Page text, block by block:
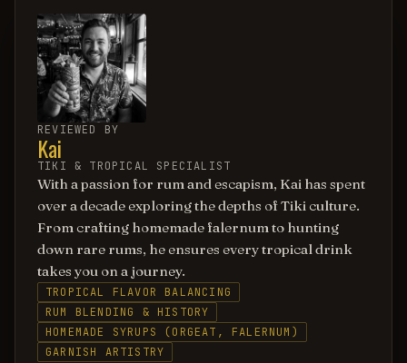
REVIEWED BY
Kai
TIKI & TROPICAL SPECIALIST
With a passion for rum and escapism, Kai has spent
over a decade exploring the depths of Tiki culture.
From crafting homemade falernum to hunting
down rare rums, he ensures every tropical drink
takes you on a journey.
TROPICAL FLAVOR BALANCING
RUM BLENDING & HISTORY
HOMEMADE SYRUPS (ORGEAT, FALERNUM)
GARNISH ARTISTRY